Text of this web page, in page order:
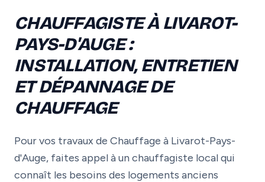
CHAUFFAGISTE À LIVAROT-
PAYS-D'AUGE :
INSTALLATION, ENTRETIEN
ET DÉPANNAGE DE
CHAUFFAGE
Pour vos travaux de Chauffage à Livarot-Pays-
d'Auge, faites appel à un chauffagiste local qui
connaît les besoins des logements anciens